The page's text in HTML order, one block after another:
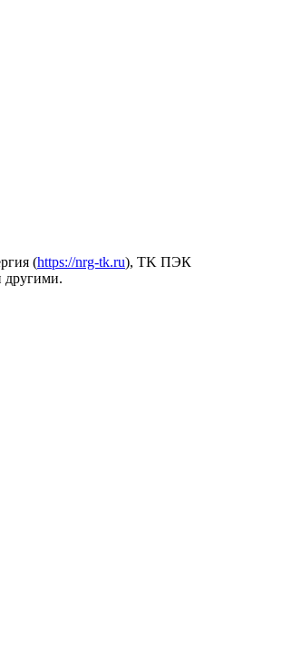
(https://nrg-tk.ru), ТK ПЭК
другими.